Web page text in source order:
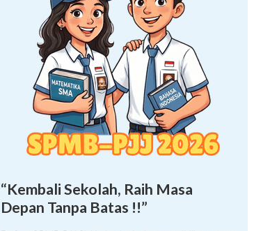
“Kembali Sekolah, Raih Masa
Depan Tanpa Batas !!”